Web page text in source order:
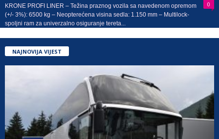
0
KRONE PROFI LINER – Težina praznog vozila sa navedenom opremom
(+/- 3%): 6500 kg – Neopterećena visina sedla: 1.150 mm – Multilock-
spoljni ram za univerzalno osiguranje tereta...
NAJNOVIJA VIJEST